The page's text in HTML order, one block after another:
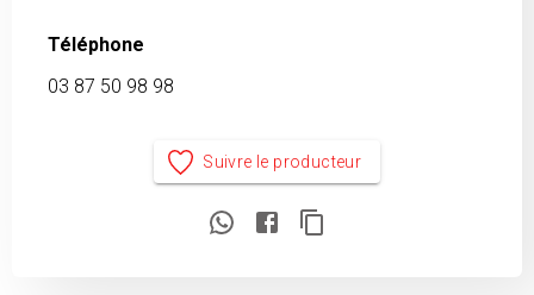
Téléphone
03 87 50 98 98
Suivre le producteur